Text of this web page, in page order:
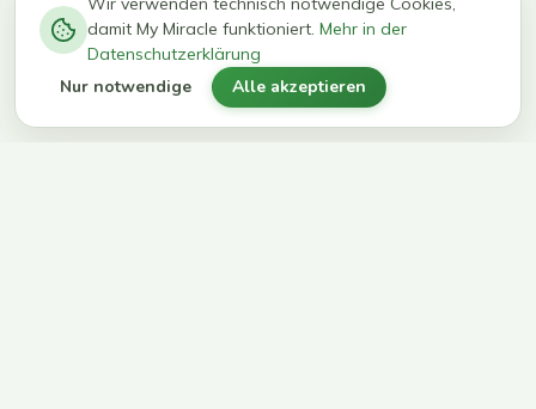
kg in 12
Wochen
erreichen
ihr Ziel
damit My Miracle funktioniert. Mehr in der
Datenschutzerklärung
Nur notwendige Alle akzeptieren